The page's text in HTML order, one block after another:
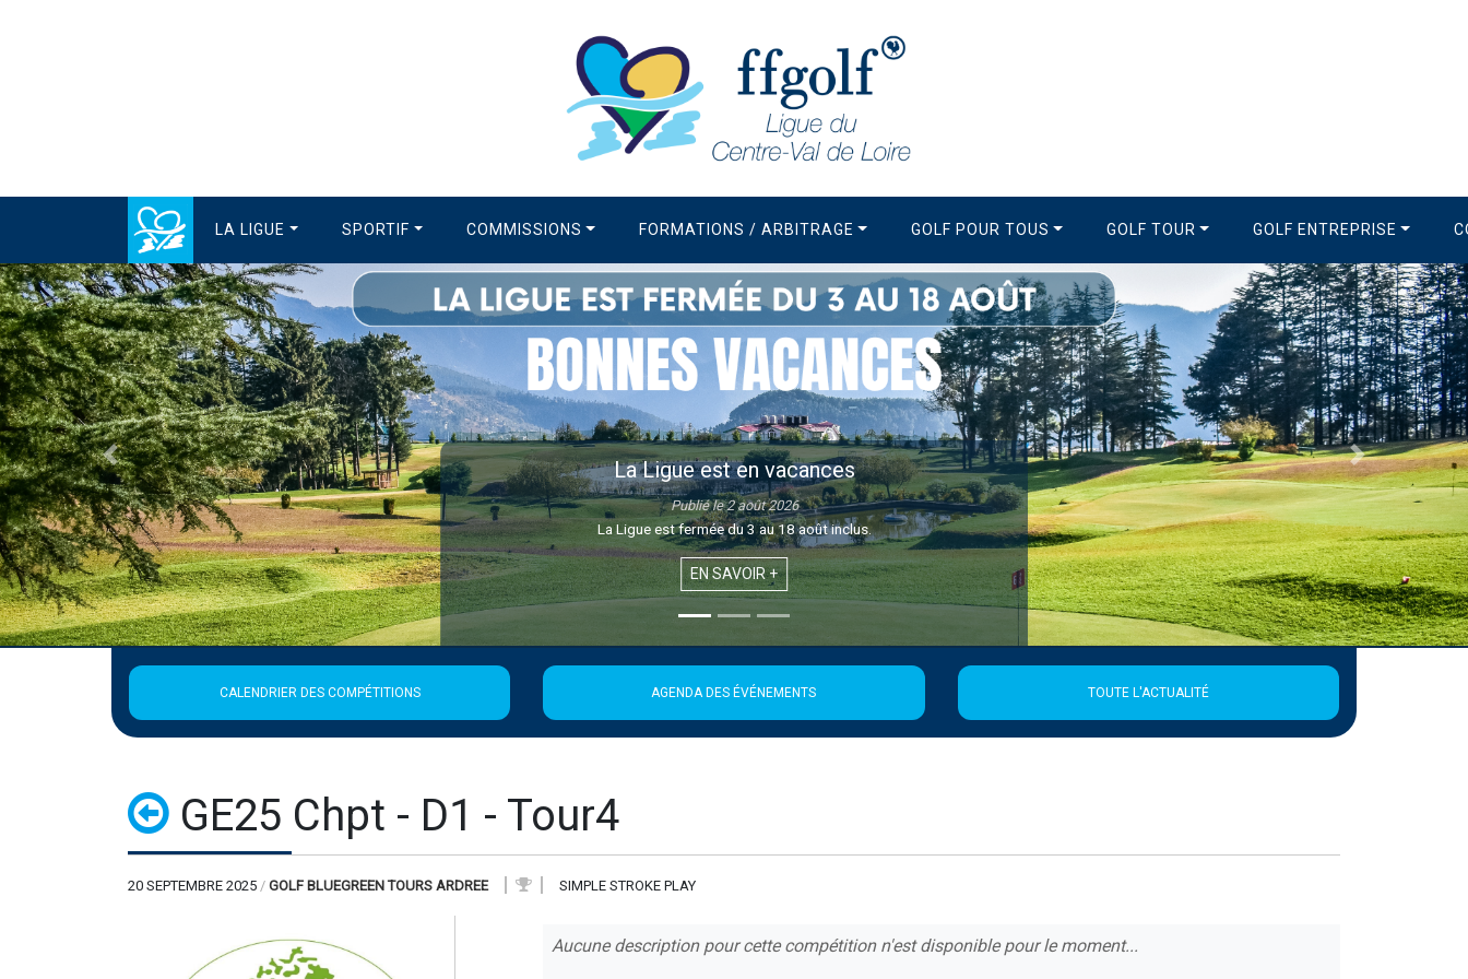
LA LIGUE SPORTIF COMMISSIONS FORMATIONS / ARBITRAGE GOLF POUR TOUS GOLF TOUR GOLF ENTREPRISE
La Newsletter de la Ligue
Publié le 1 août 2026
Retrouvez la 21ème édition de la Newsletter de la Ligue
EN SAVOIR +
Précédent Suivant
CALENDRIER DES COMPÉTITIONS AGENDA DES ÉVÉNEMENTS TOUTE L'ACTUALITÉ
GE25 Chpt - D1 - Tour4
20 SEPTEMBRE 2025 / GOLF BLUEGREEN TOURS ARDREE SIMPLE STROKE PLAY
Aucune description pour cette compétition n'est disponible pour le moment...